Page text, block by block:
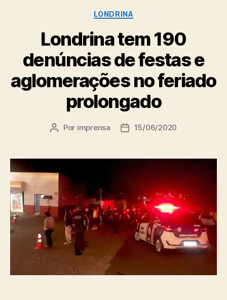
Categorias
LONDRINA
Londrina tem 190
denúncias de festas e
aglomerações no feriado
prolongado
Autor
Por imprensa
Data15/06/2020